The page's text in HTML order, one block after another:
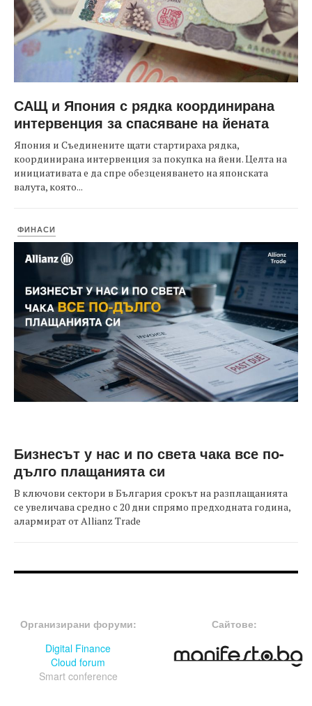
САЩ и Япония с рядка координирана
интервенция за спасяване на йената
Япония и Съединените щати стартираха рядка,
координирана интервенция за покупка на йени. Целта на
инициативата е да спре обезценяването на японската
валута, която...
ФИНАСИ
Бизнесът у нас и по света чака все по-
дълго плащанията си
В ключови сектори в България срокът на разплащанията
се увеличава средно с 20 дни спрямо предходната година,
алармират от Allianz Trade
Организирани форуми:
Digital Finance
Cloud forum
Smart conference
Сайтове: